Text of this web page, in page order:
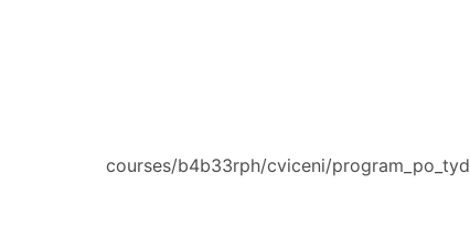
courses/b4b33rph/cviceni/